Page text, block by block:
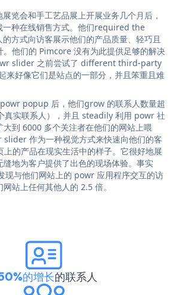
览会和手工艺品展上开展业务几个月后，
种在线销售方式。他们required the
方式向访客展示他们的产品质量、轻巧且
。他们的 Pimcore 没有为此提供足够的解决
slider 之前尝试了 different third-party
来好像它们是站点的一部分，并且笨重且难
popup 后，他们grow 的联系人数量超
真实联系人），并且 steadily 利用 powr 社
到 6000 多个关注者在他们的网站上喂
作为一种视觉方式来快速向他们的客
的产品在现实生活中的样子。它很好地展
地为客户提供了出色的现场体验。事实
现与他们网站上的 powr 应用程序交互的访
站上任何其他人的 2.5 倍。
的增长的联系人